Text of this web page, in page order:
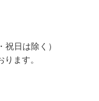
日は除く）
ます。